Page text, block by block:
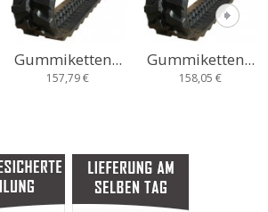
Gummiketten...
157,79 €
Gummiketten...
158,05 €